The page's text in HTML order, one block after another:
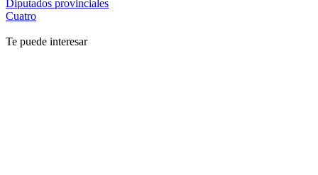
Diputados provinciales
Cuatro
Te puede interesar